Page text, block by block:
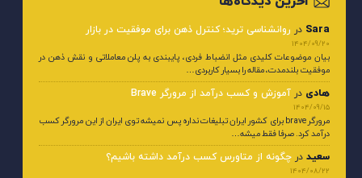
Sara در روانشناسی ترید؛ کنترل ذهن برای موفقیت در بازار
1404/09/20
بیان موضوعات کلیدی مثل انضباط فردی، پایبندی به پلن معاملاتی و نقش ذهن در
موفقیت بلندمدت، مقاله را بسیار کاربردی…
هادی در آموزش و کسب درآمد از مرورگر Brave
1404/09/15
مرورگر brave برای کشور ایران تبلیغات نداره پس نمیشه توی ایران از این مرورگر کسب
درآمد کرد. صرفا فقط میشه…
سعید در چگونه از متاورس کسب درآمد داشته باشیم؟
1404/08/22